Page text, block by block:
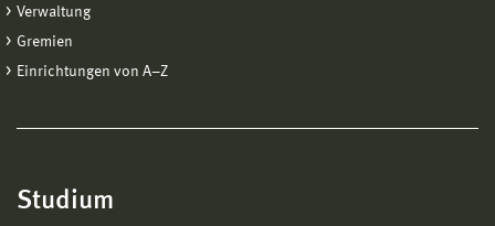
Verwaltung
Gremien
Einrichtungen von A−Z
Studium